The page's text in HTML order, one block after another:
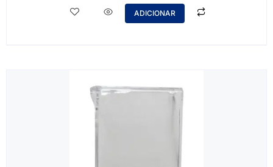
ADICIONAR